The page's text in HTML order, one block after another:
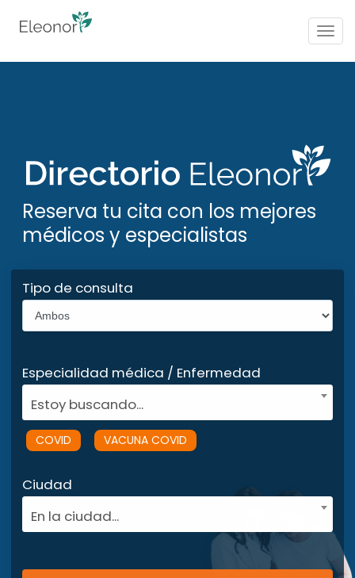
Reserva tu cita con los mejores
médicos y especialistas
Tipo de consulta
Especialidad médica / Enfermedad
Estoy buscando...
COVID VACUNA COVID
Ciudad
En la ciudad...